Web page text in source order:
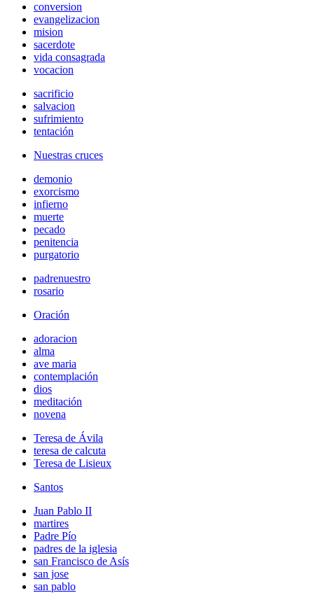
conversion
evangelizacion
mision
sacerdote
vida consagrada
vocacion
sacrificio
salvacion
sufrimiento
tentación
Nuestras cruces
demonio
exorcismo
infierno
muerte
pecado
penitencia
purgatorio
padrenuestro
rosario
Oración
adoracion
alma
ave maria
contemplación
dios
meditación
novena
Teresa de Ávila
teresa de calcuta
Teresa de Lisieux
Santos
Juan Pablo II
martires
Padre Pío
padres de la iglesia
san Francisco de Asís
san jose
san pablo